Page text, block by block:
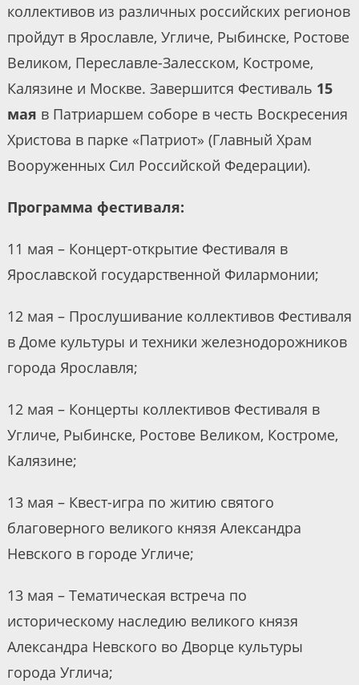
коллективов из различных российских регионов
пройдут в Ярославле, Угличе, Рыбинске, Ростове
Великом, Переславле-Залесском, Костроме,
Калязине и Москве. Завершится Фестиваль 15
мая в Патриаршем соборе в честь Воскресения
Христова в парке «Патриот» (Главный Храм
Вооруженных Сил Российской Федерации).
Программа фестиваля:
11 мая – Концерт-открытие Фестиваля в
Ярославской государственной Филармонии;
12 мая – Прослушивание коллективов Фестиваля
в Доме культуры и техники железнодорожников
города Ярославля;
12 мая – Концерты коллективов Фестиваля в
Угличе, Рыбинске, Ростове Великом, Костроме,
Калязине;
13 мая – Квест-игра по житию святого
благоверного великого князя Александра
Невского в городе Угличе;
13 мая – Тематическая встреча по
историческому наследию великого князя
Александра Невского во Дворце культуры
города Углича;